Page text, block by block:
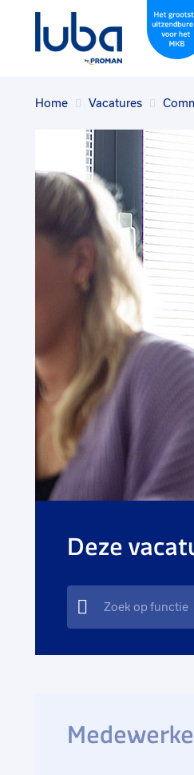
Home Vacatures
Deze